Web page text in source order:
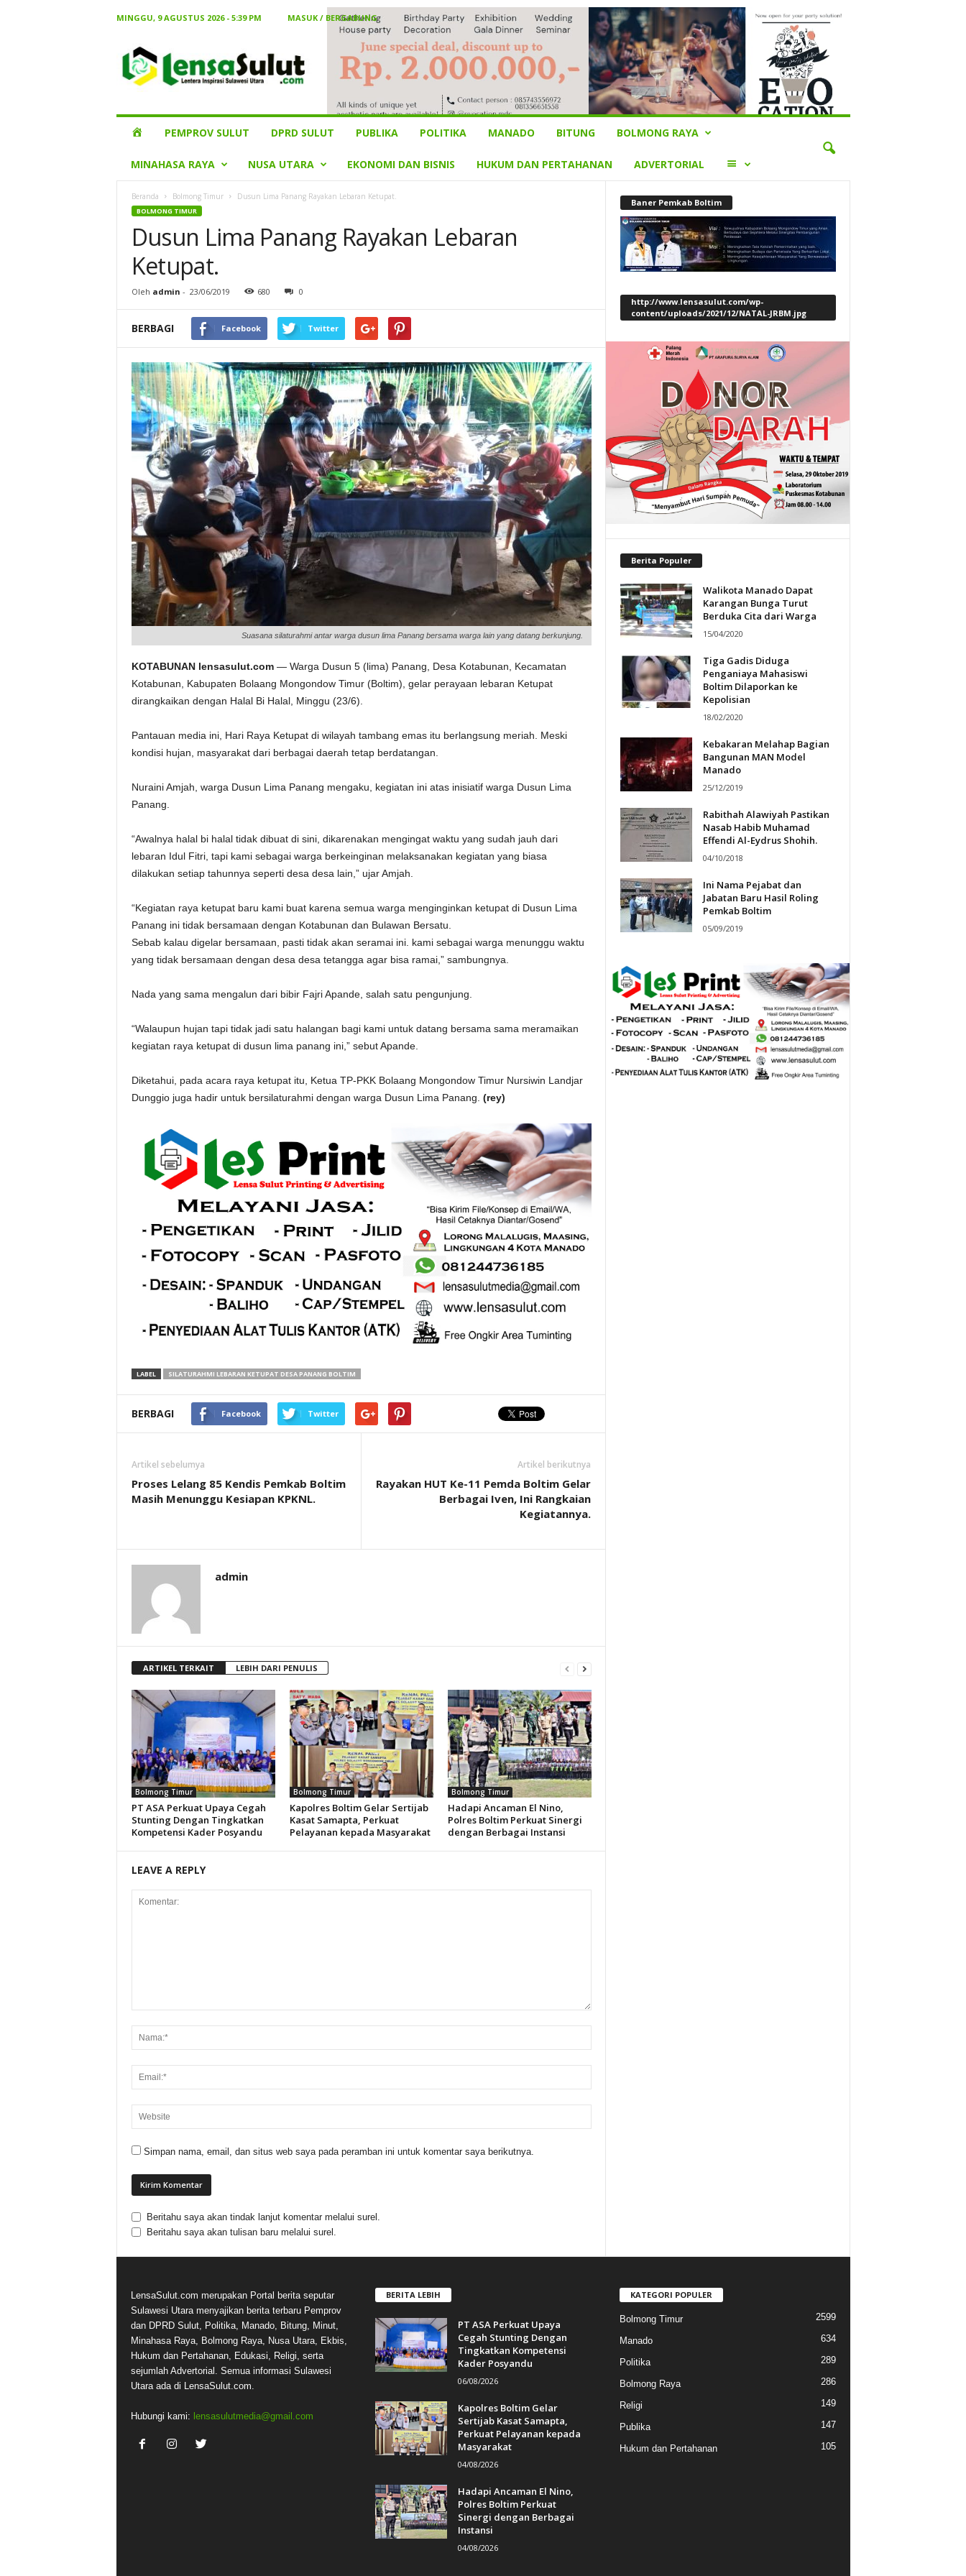
MINGGU, 9 AGUSTUS 2026 - 5:39 PM
MASUK / BERGABUNG
Sulut
HOMEPEMPROV SULUT DPRD SULUT PUBLIKA POLITIKA MANADO BITUNG BOLMONG RAYA
MINAHASA RAYA NUSA UTARA EKONOMI DAN BISNIS HUKUM DAN PERTAHANAN ADVERTORIAL LAINNYA
Beranda Bolmong Timur Dusun Lima Panang Rayakan Lebaran Ketupat.
BOLMONG TIMUR
Dusun Lima Panang Rayakan Lebaran
Ketupat.
Oleh admin - 23/06/2019 680 0
BERBAGI Facebook Twitter
Suasana silaturahmi antar warga dusun lima Panang bersama warga lain yang datang berkunjung.
KOTABUNAN lensasulut.com— Warga Dusun 5 (lima) Panang, Desa Kotabunan, Kecamatan
Kotabunan, Kabupaten Bolaang Mongondow Timur (Boltim), gelar perayaan lebaran Ketupat
dirangkaikan dengan Halal Bi Halal, Minggu (23/6).
Pantauan media ini, Hari Raya Ketupat di wilayah tambang emas itu berlangsung meriah. Meski
kondisi hujan, masyarakat dari berbagai daerah tetap berdatangan.
Nuraini Amjah, warga Dusun Lima Panang mengaku, kegiatan ini atas inisiatif warga Dusun Lima
Panang.
“Awalnya halal bi halal tidak dibuat di sini, dikarenakan mengingat waktu yang sudah jauh dari
lebaran Idul Fitri, tapi kami sebagai warga berkeinginan melaksanakan kegiatan yang biasa
dilakukan setiap tahunnya seperti desa desa lain,” ujar Amjah.
“Kegiatan raya ketupat baru kami buat karena semua warga menginginkan ketupat di Dusun Lima
Panang ini tidak bersamaan dengan Kotabunan dan Bulawan Bersatu.
Sebab kalau digelar bersamaan, pasti tidak akan seramai ini. kami sebagai warga menunggu waktu
yang tidak bersamaan dengan desa desa tetangga agar bisa ramai,” sambungnya.
Nada yang sama mengalun dari bibir Fajri Apande, salah satu pengunjung.
“Walaupun hujan tapi tidak jadi satu halangan bagi kami untuk datang bersama sama meramaikan
kegiatan raya ketupat di dusun lima panang ini,” sebut Apande.
Diketahui, pada acara raya ketupat itu, Ketua TP-PKK Bolaang Mongondow Timur Nursiwin Landjar
Dunggio juga hadir untuk bersilaturahmi dengan warga Dusun Lima Panang. (rey)
LABEL SILATURAHMI LEBARAN KETUPAT DESA PANANG BOLTIM
BERBAGI Facebook Twitter
Artikel sebelumya
Proses Lelang 85 Kendis Pemkab Boltim
Masih Menunggu Kesiapan KPKNL.
Artikel berikutnya
Rayakan HUT Ke-11 Pemda Boltim Gelar
Berbagai Iven, Ini Rangkaian
Kegiatannya.
admin
ARTIKEL TERKAIT LEBIH DARI PENULIS
Bolmong Timur
PT ASA Perkuat Upaya Cegah
Stunting Dengan Tingkatkan
Kompetensi Kader Posyandu
Bolmong Timur
Kapolres Boltim Gelar Sertijab
Kasat Samapta, Perkuat
Pelayanan kepada Masyarakat
Bolmong Timur
Hadapi Ancaman El Nino,
Polres Boltim Perkuat Sinergi
dengan Berbagai Instansi
LEAVE A REPLY
Simpan nama, email, dan situs web saya pada peramban ini untuk komentar saya berikutnya.
Beritahu saya akan tindak lanjut komentar melalui surel.
Beritahu saya akan tulisan baru melalui surel.
Baner Pemkab Boltim
http://www.lensasulut.com/wp-
content/uploads/2021/12/NATAL-JRBM.jpg
Berita Populer
Walikota Manado Dapat
Karangan Bunga Turut
Berduka Cita dari Warga
15/04/2020
Tiga Gadis Diduga
Penganiaya Mahasiswi
Boltim Dilaporkan ke
Kepolisian
18/02/2020
Kebakaran Melahap Bagian
Bangunan MAN Model
Manado
25/12/2019
Rabithah Alawiyah Pastikan
Nasab Habib Muhamad
Effendi Al-Eydrus Shohih.
04/10/2018
Ini Nama Pejabat dan
Jabatan Baru Hasil Roling
Pemkab Boltim
05/09/2019
LensaSulut.com merupakan Portal berita seputar
Sulawesi Utara menyajikan berita terbaru Pemprov
dan DPRD Sulut, Politika, Manado, Bitung, Minut,
Minahasa Raya, Bolmong Raya, Nusa Utara, Ekbis,
Hukum dan Pertahanan, Edukasi, Religi, serta
sejumlah Advertorial. Semua informasi Sulawesi
Utara ada di LensaSulut.com.
Hubungi kami: lensasulutmedia@gmail.com
BERITA LEBIH
PT ASA Perkuat Upaya
Cegah Stunting Dengan
Tingkatkan Kompetensi
Kader Posyandu
06/08/2026
Kapolres Boltim Gelar
Sertijab Kasat Samapta,
Perkuat Pelayanan kepada
Masyarakat
04/08/2026
Hadapi Ancaman El Nino,
Polres Boltim Perkuat
Sinergi dengan Berbagai
Instansi
04/08/2026
KATEGORI POPULER
Bolmong Timur 2599
Manado 634
Politika 289
Bolmong Raya 286
Religi 149
Publika 147
Hukum dan Pertahanan 105